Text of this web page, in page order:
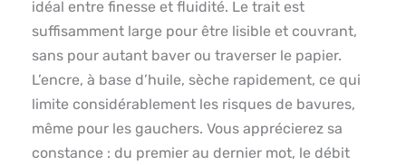
idéal entre finesse et fluidité. Le trait est
suffisamment large pour être lisible et couvrant,
sans pour autant baver ou traverser le papier.
L’encre, à base d’huile, sèche rapidement, ce qui
limite considérablement les risques de bavures,
même pour les gauchers. Vous apprécierez sa
constance : du premier au dernier mot, le débit